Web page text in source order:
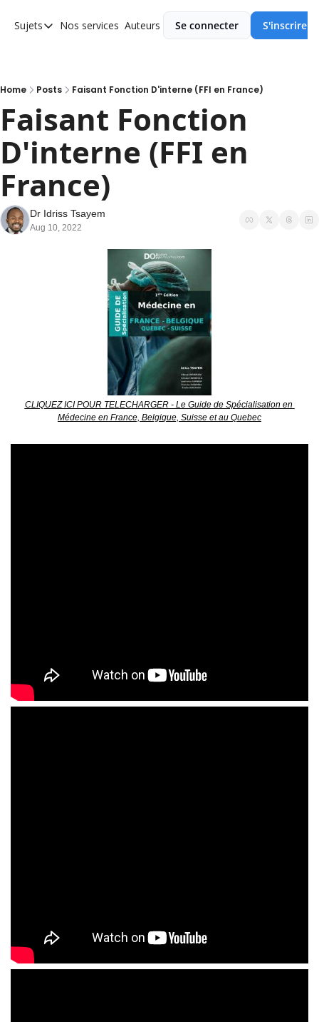
Sujets
Sujets
Europe
Afrique
Ameriques
Nos services Auteurs Se connecter S'inscrire
Home Posts Faisant Fonction D'interne (FFI en France)
Faisant Fonction
D'interne (FFI en
France)
Dr Idriss Tsayem
Aug 10, 2022
CLIQUEZ ICI POUR TELECHARGER - Le Guide de Spécialisation en
Médecine en France, Belgique, Suisse et au Quebec